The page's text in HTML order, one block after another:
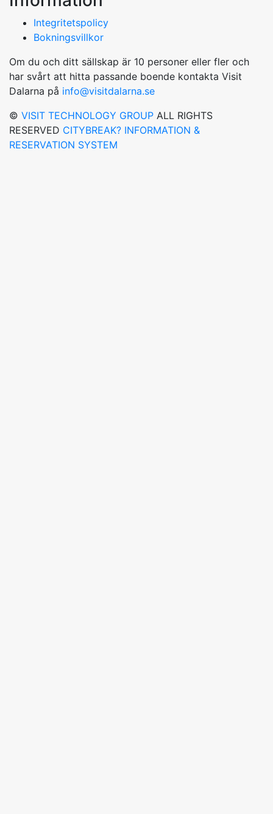
Integritetspolicy
Bokningsvillkor
Om du och ditt sällskap är 10 personer eller fler och
har svårt att hitta passande boende kontakta Visit
Dalarna på info@visitdalarna.se
© VISIT TECHNOLOGY GROUP ALL RIGHTS
RESERVED CITYBREAK? INFORMATION &
RESERVATION SYSTEM